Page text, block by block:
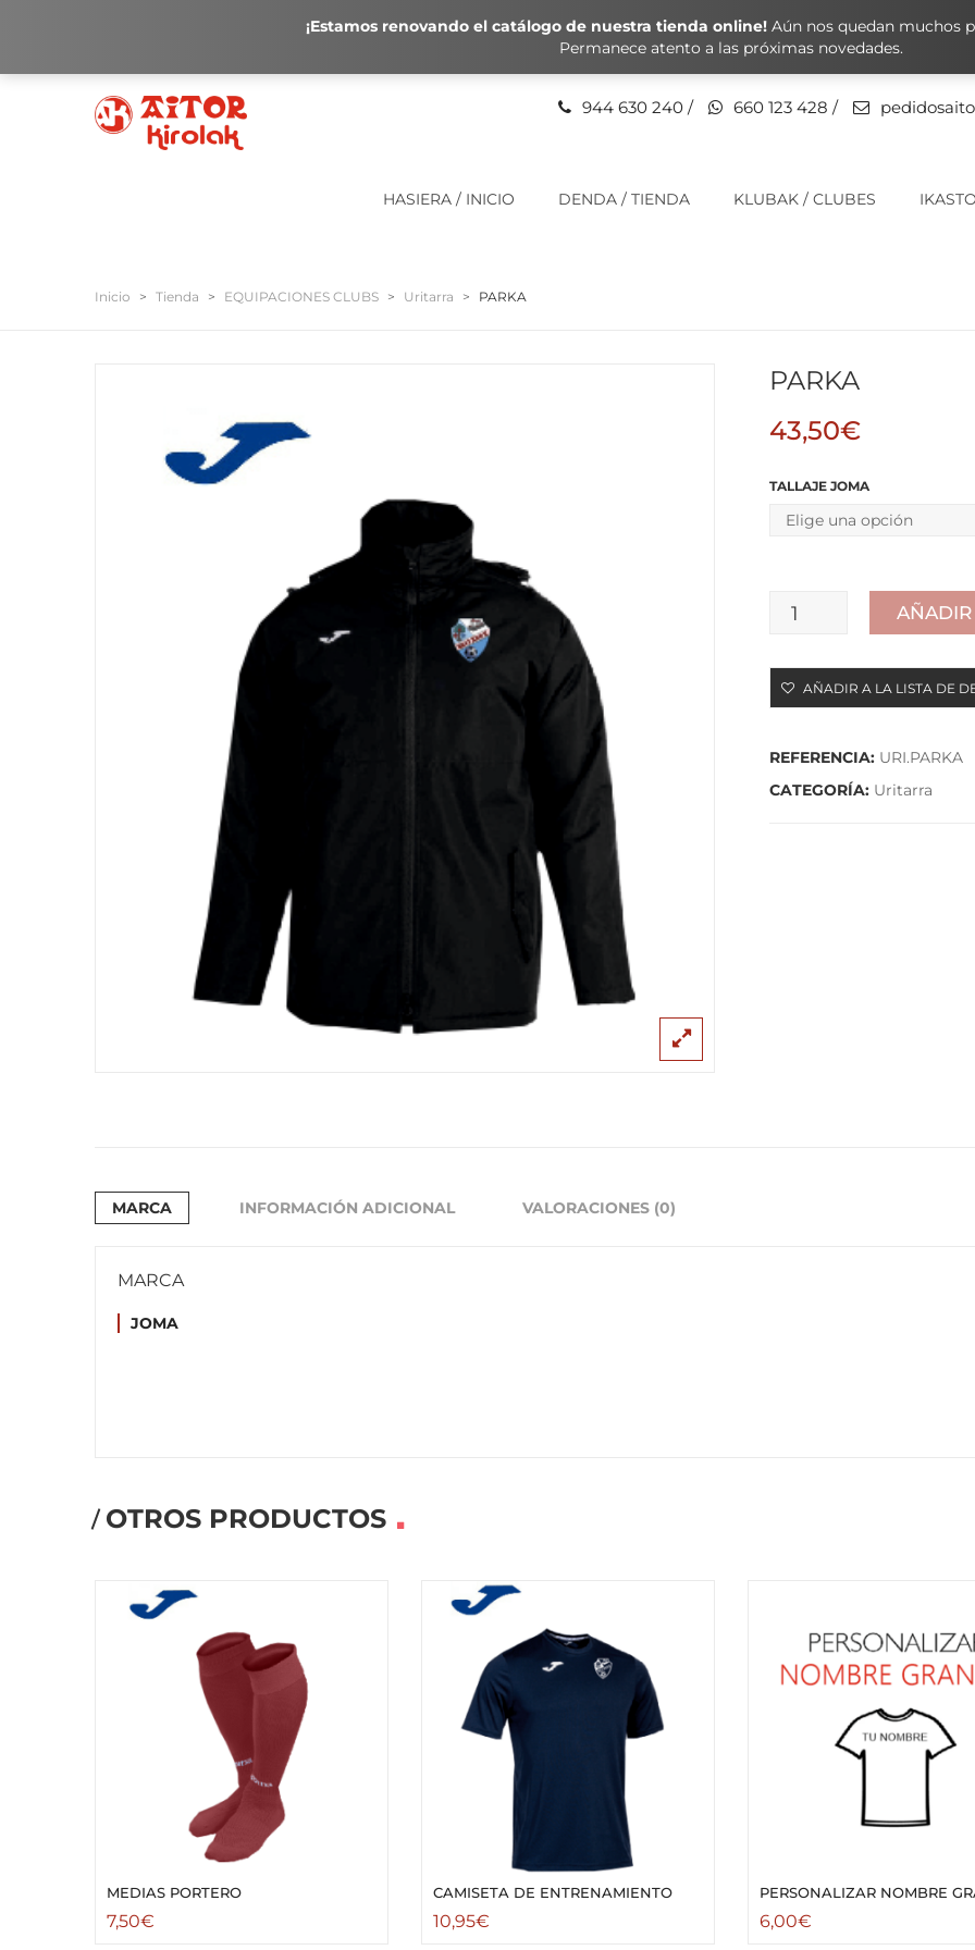
944 630 240 / 660 123 428 /
HASIERA / INICIO DENDA / TIENDA KLUBAK / CLUBES
Inicio > Tienda > EQUIPACIONES CLUBS > Uritarra > PARKA
PARKA
43,50€
TALLAJE JOMA
PARKA AÑADIR
AÑADIR A LA LISTA DE
REFERENCIA: URI.PARKA
CATEGORÍA: Uritarra
MARCA INFORMACIÓN ADICIONAL VALORACIONES (0)
MARCA
JOMA
OTROS PRODUCTOS
MEDIAS PORTERO
7,50€
CAMISETA DE ENTRENAMIENTO
10,95€
PERSONALIZAR NOMBRE
6,00€
¡Estamos renovando el catálogo de nuestra tienda online! Aún nos quedan muchos
Permanece atento a las próximas novedades.